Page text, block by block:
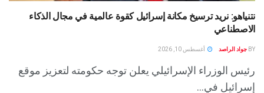
نتنياهو: نريد ترسيخ مكانة إسرائيل كقوة عالمية في مجال الذكاء
الاصطناعي
BY جواد الراصد أغسطس 10, 2026
رئيس الوزراء الإسرائيلي يعلن توجه حكومته لتعزيز موقع
إسرائيل في...